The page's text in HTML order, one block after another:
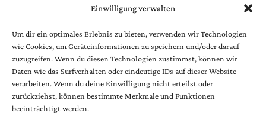
Einwilligung verwalten
Um dir ein optimales Erlebnis zu bieten, verwenden wir Technologien
wie Cookies, um Geräteinformationen zu speichern und/oder darauf
zuzugreifen. Wenn du diesen Technologien zustimmst, können wir
Daten wie das Surfverhalten oder eindeutige IDs auf dieser Website
verarbeiten. Wenn du deine Einwilligung nicht erteilst oder
zurückziehst, können bestimmte Merkmale und Funktionen
beeinträchtigt werden.
Impressum
Datenschutzerklärung
AGB